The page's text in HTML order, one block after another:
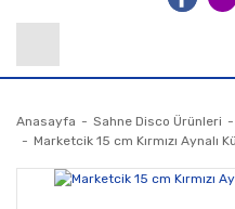
Anasayfa Sahne Disco Ürünleri
Marketcik 15 cm Kırmızı Aynalı